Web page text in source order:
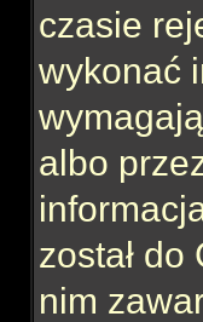
czasie
wykonać
albo
został
nim